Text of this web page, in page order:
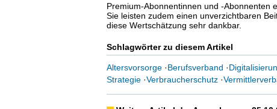
Premium-Abonnentinnen und -Abonnenten
Sie leisten zudem einen unverzichtbaren
diese Wertschätzung sehr dankbar.
Schlagwörter zu diesem Artikel
Altersvorsorge·Berufsverband ·
Strategie·Verbraucherschutz·